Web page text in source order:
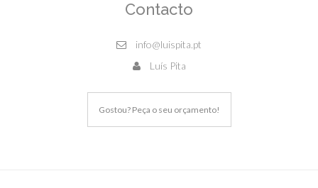
Contacto
info@luispita.pt
Luís Pita
Gostou? Peça o seu orçamento!